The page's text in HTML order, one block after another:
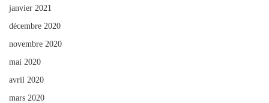
janvier 2021
décembre 2020
novembre 2020
mai 2020
avril 2020
mars 2020